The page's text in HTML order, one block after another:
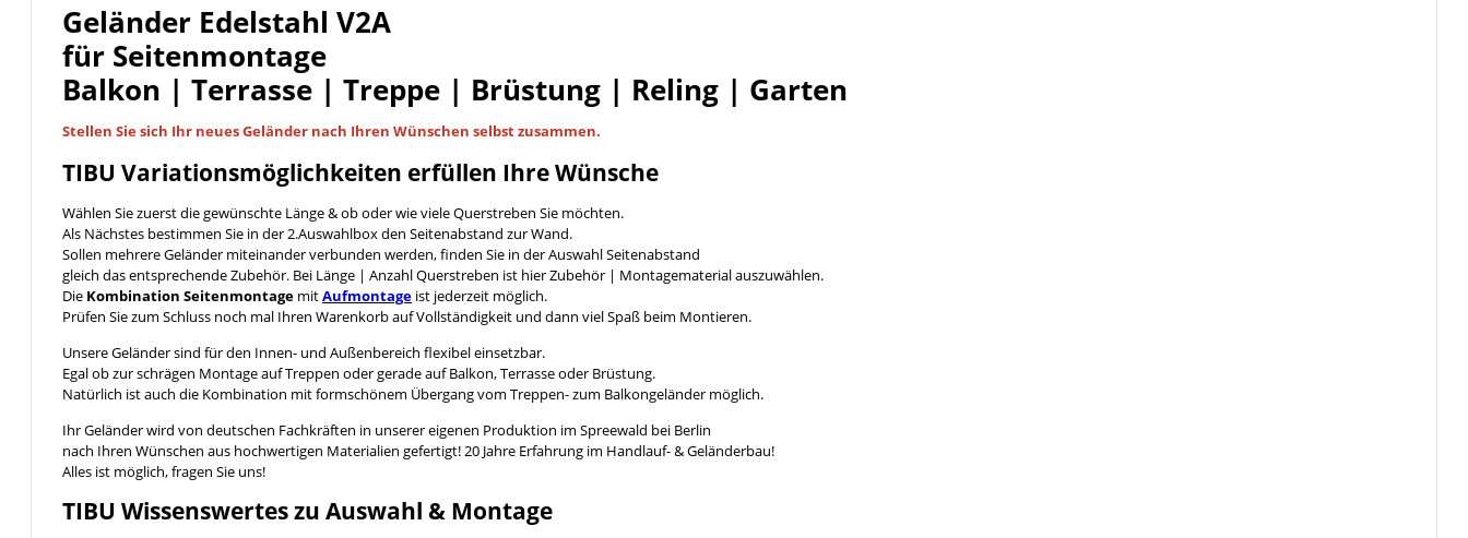
Geländer Edelstahl V2A
für Seitenmontage
Balkon | Terrasse | Treppe | Brüstung | Reling | Garten
Stellen Sie sich Ihr neues Geländer nach Ihren Wünschen selbstzusammen.
TIBU Variationsmöglichkeiten erfüllen Ihre Wünsche
Wählen Sie zuerst die gewünschte Länge & ob oder wie viele Querstreben Sie möchten.
Als Nächstes bestimmen Sie in der 2.Auswahlbox den Seitenabstand zur Wand.
Sollen mehrere Geländer miteinander verbunden werden, finden Sie in der Auswahl Seitenabstand
gleich das entsprechende Zubehör. Bei Länge | Anzahl Querstreben ist hier Zubehör | Montagematerial auszuwählen.
Die Kombination Seitenmontage mitAufmontage ist jederzeit möglich.
Prüfen Sie zum Schluss noch mal Ihren Warenkorb auf Vollständigkeit und dann viel Spaß beim Montieren.
Unsere Geländer sind für den Innen- und Außenbereich flexibel einsetzbar.
Egal ob zur schrägen Montage auf Treppen oder gerade auf Balkon, Terrasse oder Brüstung.
Natürlich ist auch die Kombination mit formschönem Übergang vom Treppen- zum Balkongeländer möglich.
Ihr Geländer wird von deutschen Fachkräften in unserer eigenen Produktion im Spreewald bei Berlin
nach Ihren Wünschen aus hochwertigen Materialien gefertigt! 20 Jahre Erfahrung im Handlauf- & Geländerbau!
Alles ist möglich, fragen Sie uns!
TIBU Wissenswerteszu Auswahl & Montage